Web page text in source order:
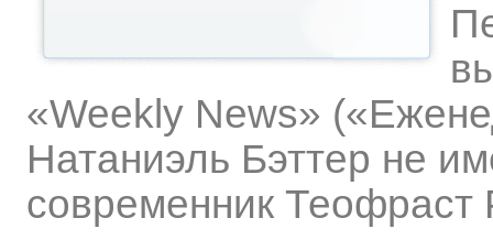
«Weekly News»
Натаниэль Бэттер не
современник Теофраст